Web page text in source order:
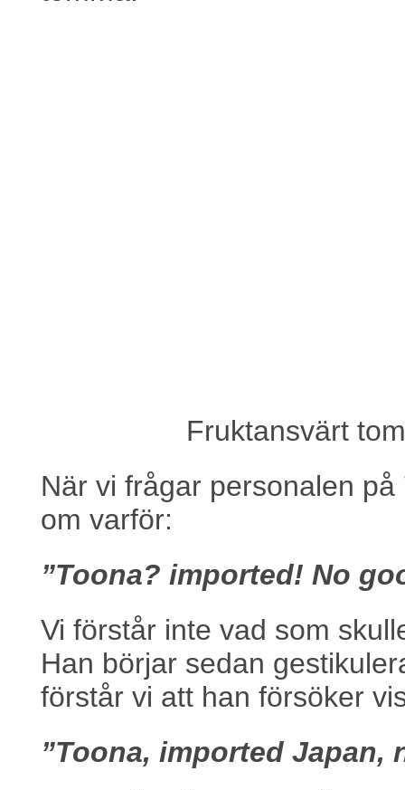
Fruktansvärt
När vi frågar personalen
om varför:
”Toona? imported! No
Vi förstår inte vad som
Han börjar sedan
förstår vi att han försöker
”Toona, imported Japan,